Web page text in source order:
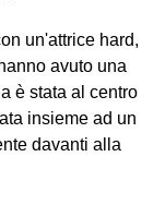
un'attrice hard,
avuto una
è stata al centro
insieme ad un
davanti alla